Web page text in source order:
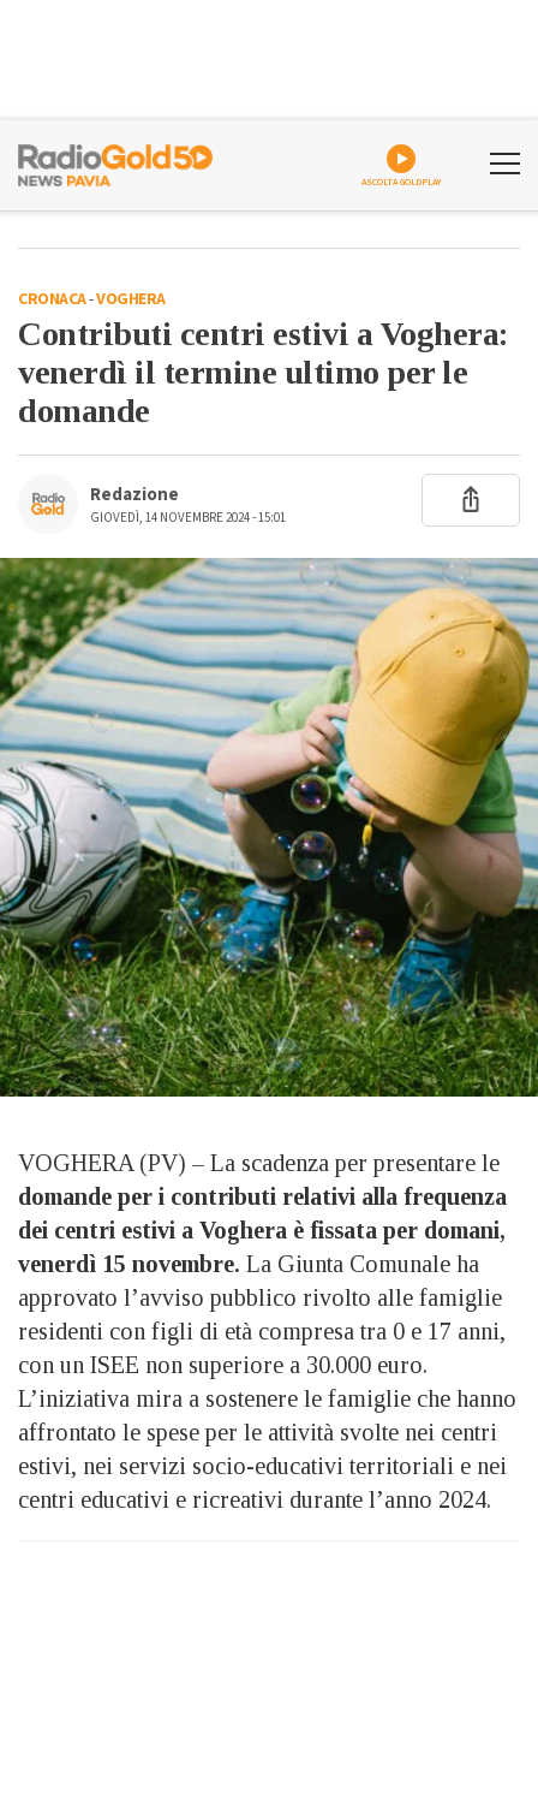
ASCOLTA GOLDPLAY
CRONACA-VOGHERA
Contributi centri estivi a Voghera:
venerdì il termine ultimo per le
domande
Redazione
GIOVEDÌ, 14 NOVEMBRE 2024 - 15:01
VOGHERA (PV) – La scadenza per presentare le
domande per i contributi relativi alla frequenza
dei centri estivi a Voghera è fissata per domani,
venerdì 15 novembre. La Giunta Comunale ha
approvato l’avviso pubblico rivolto alle famiglie
residenti con figli di età compresa tra 0 e 17 anni,
con un ISEE non superiore a 30.000 euro.
L’iniziativa mira a sostenere le famiglie che hanno
affrontato le spese per le attività svolte nei centri
estivi, nei servizi socio-educativi territoriali e nei
centri educativi e ricreativi durante l’anno 2024.